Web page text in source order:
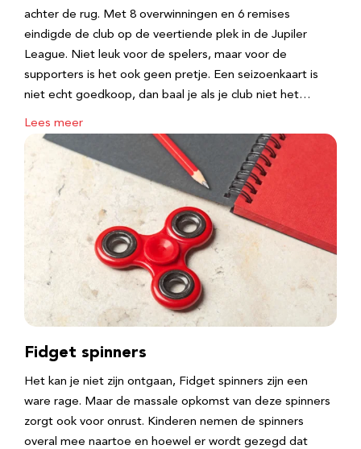
achter de rug. Met 8 overwinningen en 6 remises
eindigde de club op de veertiende plek in de Jupiler
League. Niet leuk voor de spelers, maar voor de
supporters is het ook geen pretje. Een seizoenkaart is
niet echt goedkoop, dan baal je als je club niet het…
Lees meer
Fidget spinners
Het kan je niet zijn ontgaan, Fidget spinners zijn een
ware rage. Maar de massale opkomst van deze spinners
zorgt ook voor onrust. Kinderen nemen de spinners
overal mee naartoe en hoewel er wordt gezegd dat